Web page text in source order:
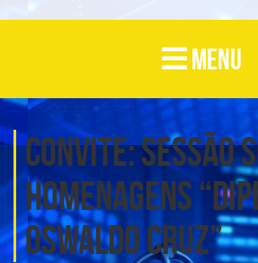
MENU
Convite: SESSÃO
homenagens
OSWALDO CRUZ”